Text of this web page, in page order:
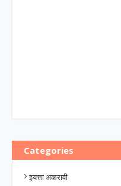
Categories
इयत्ता अकरावी